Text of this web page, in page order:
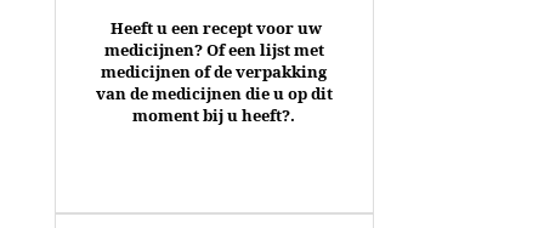
Heeft u een recept voor uw
medicijnen? Of een lijst met
medicijnen of de verpakking
van de medicijnen die u op dit
moment bij u heeft?.